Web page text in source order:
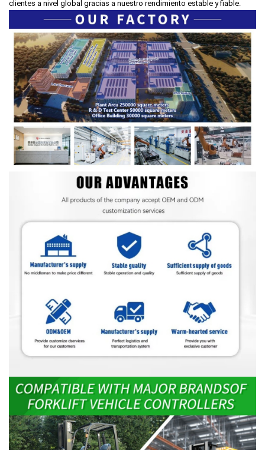
clientes a nivel global gracias a nuestro rendimiento estable y fiable.